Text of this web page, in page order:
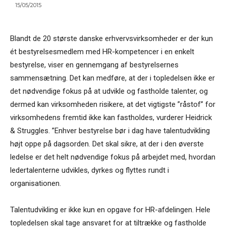
15/05/2015
Blandt de 20 største danske erhvervsvirksomheder er der kun
ét bestyrelsesmedlem med HR-kompetencer i en enkelt
bestyrelse, viser en gennemgang af bestyrelsernes
sammensætning. Det kan medføre, at der i topledelsen ikke er
det nødvendige fokus på at udvikle og fastholde talenter, og
dermed kan virksomheden risikere, at det vigtigste ”råstof” for
virksomhedens fremtid ikke kan fastholdes, vurderer Heidrick
& Struggles. ”Enhver bestyrelse bør i dag have talentudvikling
højt oppe på dagsorden. Det skal sikre, at der i den øverste
ledelse er det helt nødvendige fokus på arbejdet med, hvordan
ledertalenterne udvikles, dyrkes og flyttes rundt i
organisationen.
Talentudvikling er ikke kun en opgave for HR-afdelingen. Hele
topledelsen skal tage ansvaret for at tiltrække og fastholde